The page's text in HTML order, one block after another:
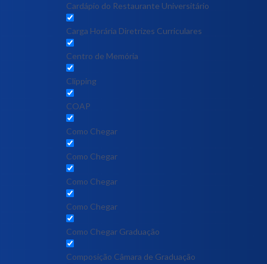
Cardápio do Restaurante Universitário
Carga Horária Diretrizes Curriculares
Centro de Memória
Clipping
COAP
Como Chegar
Como Chegar
Como Chegar
Como Chegar
Como Chegar Graduação
Composição Câmara de Graduação